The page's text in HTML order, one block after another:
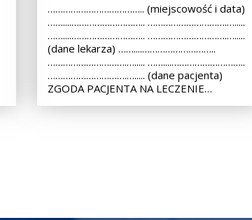
……………………………….. (miejscowość i data)
……....……………………….. ………………………….….....
……....……………………….. ………………………….….....
(dane lekarza) ……....………………………..
………………………….…..... ……....………………………..
………………………….…..... (dane pacjenta)
ZGODA PACJENTA NA LECZENIE…